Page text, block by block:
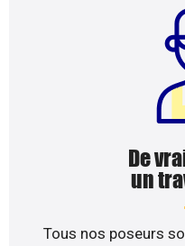
De
un
Tous nos poseurs